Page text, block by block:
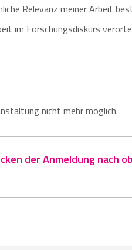
Relevanz meiner Arbeit
im Forschungsdiskurs verorte
nicht mehr möglich.
der Anmeldung nach